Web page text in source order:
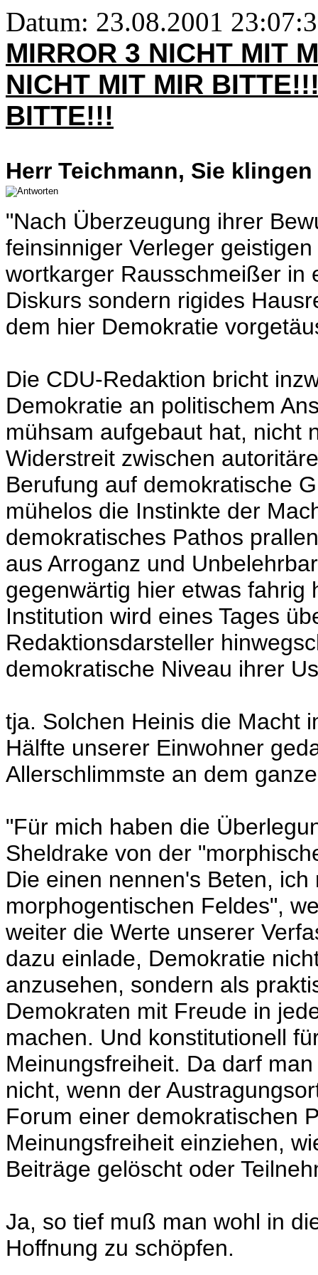
Datum: 23.08.2001
MIRROR 3 NICHT MIT
NICHT MIT MIR
BITTE!!!
Herr Teichmann, Sie
"Nach Überzeugung ihrer
feinsinniger Verleger
wortkarger Rausschmeißer in
Diskurs sondern rigides
dem hier Demokratie
Die CDU-Redaktion bricht
Demokratie an politischem
mühsam aufgebaut hat, nicht
Widerstreit zwischen
Berufung auf demokratische
mühelos die Instinkte der
demokratisches Pathos
aus Arroganz und
gegenwärtig hier etwas fahrig
Institution wird eines Tages
Redaktionsdarsteller
demokratische Niveau ihrer
tja. Solchen Heinis die Macht
Hälfte unserer Einwohner
Allerschlimmste an dem
"Für mich haben die
Sheldrake von der
Die einen nennen's Beten,
morphogentischen Feldes",
weiter die Werte unserer
dazu einlade, Demokratie
anzusehen, sondern als
Demokraten mit Freude in
machen. Und konstitutionell
Meinungsfreiheit. Da darf
nicht, wenn der
Forum einer demokratischen
Meinungsfreiheit einziehen,
Beiträge gelöscht oder
Ja, so tief muß man wohl in
Hoffnung zu schöpfen.